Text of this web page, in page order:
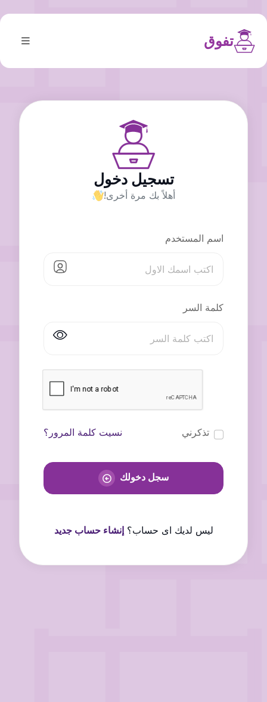
تفوق
تسجيل دخول
أهلاً بك مرة أخرى!
اسم المستخدم
كلمة السر
تذكرني نسيت كلمة المرور؟
سجل دخولك
ليس لديك اى حساب؟إنشاء حساب جديد